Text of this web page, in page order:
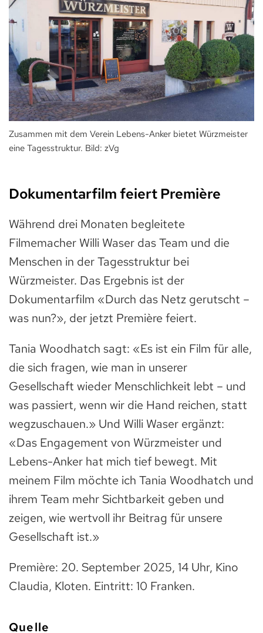
Zusammen mit dem Verein Lebens-Anker bietet Würzmeister
eine Tagesstruktur. Bild: zVg
Dokumentarfilm feiert Première
Während drei Monaten begleitete
Filmemacher Willi Waser das Team und die
Menschen in der Tagesstruktur bei
Würzmeister. Das Ergebnis ist der
Dokumentarfilm «Durch das Netz gerutscht –
was nun?», der jetzt Première feiert.
Tania Woodhatch sagt: «Es ist ein Film für alle,
die sich fragen, wie man in unserer
Gesellschaft wieder Menschlichkeit lebt – und
was passiert, wenn wir die Hand reichen, statt
wegzuschauen.» Und Willi Waser ergänzt:
«Das Engagement von Würzmeister und
Lebens-Anker hat mich tief bewegt. Mit
meinem Film möchte ich Tania Woodhatch und
ihrem Team mehr Sichtbarkeit geben und
zeigen, wie wertvoll ihr Beitrag für unsere
Gesellschaft ist.»
Première: 20. September 2025, 14 Uhr, Kino
Claudia, Kloten. Eintritt: 10 Franken.
Quelle